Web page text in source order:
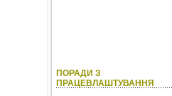
ПОРАДИ З
ПРАЦЕВЛАШТУВАННЯ